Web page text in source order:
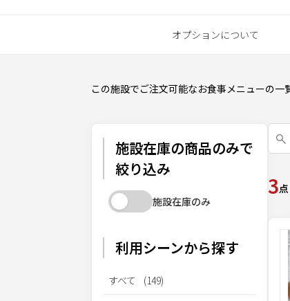
オプションについて
この施設でご注文可能なお食事メニューの一
施設在庫の商品のみで
絞り込み
施設在庫のみ
利用シーンから探す
すべて (149)
3点